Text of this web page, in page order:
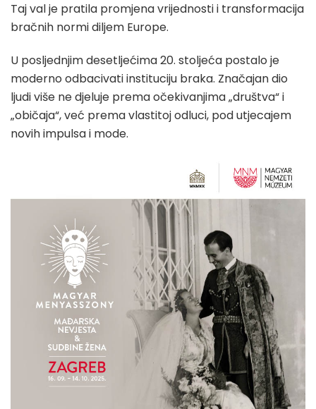
Taj val je pratila promjena vrijednosti i transformacija
bračnih normi diljem Europe.
U posljednjim desetljećima 20. stoljeća postalo je
moderno odbacivati instituciju braka. Značajan dio
ljudi više ne djeluje prema očekivanjima „društva“ i
„običaja“, već prema vlastitoj odluci, pod utjecajem
novih impulsa i mode.